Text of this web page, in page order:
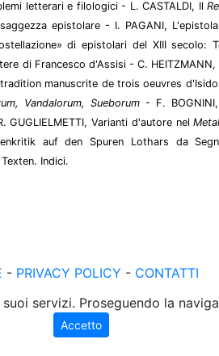
letterari e filologici - L. CASTALDI, Il
epistolare - I. PAGANI,
di epistolari del XIII
di Francesco d'Assisi - C.
manuscrite de trois oeuvres
Vandalorum, Sueborum - F.
GUGLIELMETTI, Varianti d'autore nel
auf den Spuren Lothars da
Indici.
- PRIVACY POLICY - CONTATTI
servizi. Proseguendo la
Accetto